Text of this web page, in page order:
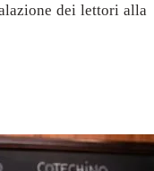
dei lettori alla